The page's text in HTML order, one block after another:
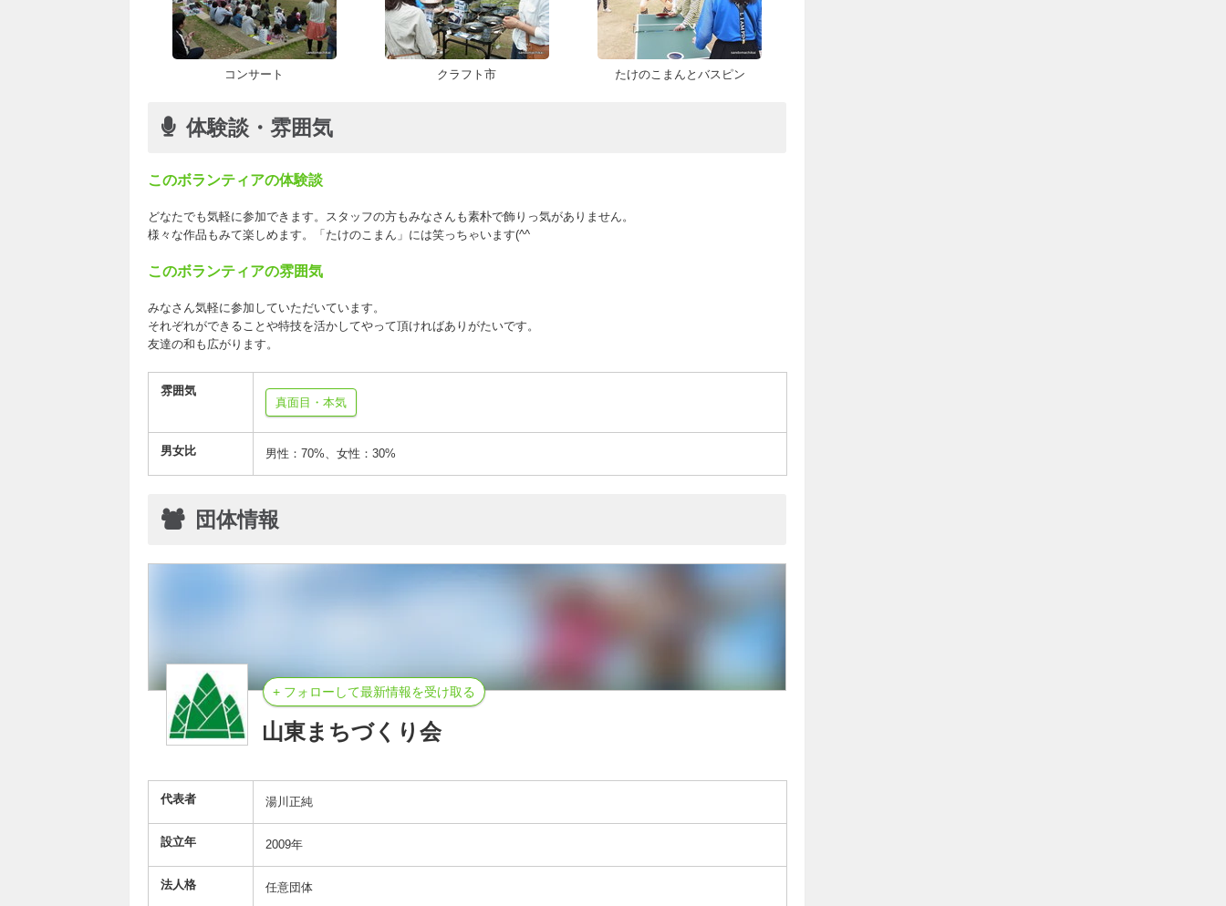
コンサート クラフト市 たけのこまんとバスピン
体験談・雰囲気
このボランティアの体験談
どなたでも気軽に参加できます。スタッフの方もみなさんも素朴で飾りっ気がありません。
様々な作品もみて楽しめます。「たけのこまん」には笑っちゃいます(^^ゞ
このボランティアの雰囲気
みなさん気軽に参加していただいています。
それぞれができることや特技を活かしてやって頂ければありがたいです。
友達の和も広がります。
雰囲気
真面目・本気
男女比 男性：70%、女性：30%
団体情報
+ フォローして最新情報を受け取る
山東まちづくり会
代表者 湯川正純
設立年 2009年
法人格 任意団体